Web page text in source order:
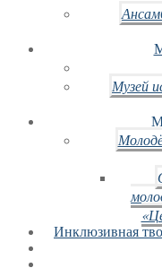
Музей
Инклюзивная